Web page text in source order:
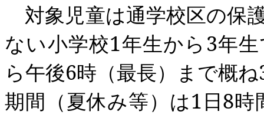
対象児童は通学校区の保
ない小学校1年生から 3年
ら午後6時（最長）まで概ね
期間（夏休み等）は1日8時